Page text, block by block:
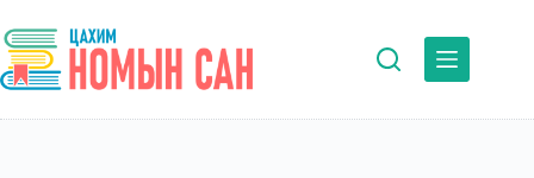
to
content